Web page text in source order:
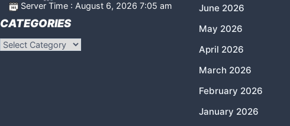
Server Time : August 6, 2026 7:05 am
CATEGORIES
Categories
June 2026
May 2026
April 2026
March 2026
February 2026
January 2026